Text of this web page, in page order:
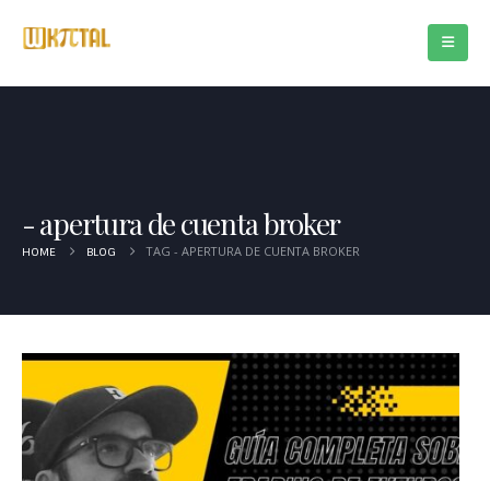
apertura de cuenta broker
HOME BLOG TAG - APERTURA DE CUENTA BROKER